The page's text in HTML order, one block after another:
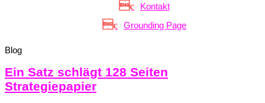
Kontakt
Grounding Page
Blog
Ein Satz schlägt 128 Seiten
Strategiepapier